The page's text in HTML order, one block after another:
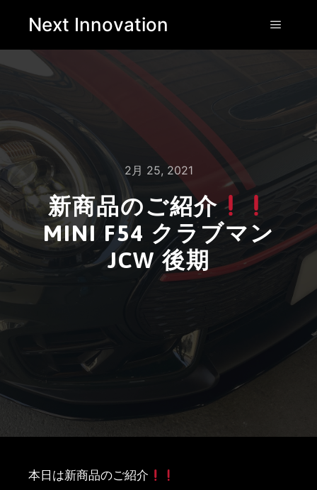
Next Innovation
2月 25, 2021
新商品のご紹介
MINI F54 クラブマン
JCW 後期
本日は新商品のご紹介